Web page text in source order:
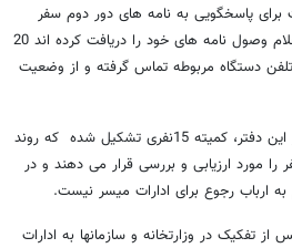
برای پاسخگویی به نامه های دور دوم سفر
رئیس جمهور، افزود: افرادی که اعلام وصول نامه های خود را دریافت کرده اند 20
دستگاه مربوطه تماس گرفته و از وضعیت
وی افزود: به نمایندگی از مردم در این دفتر، کمیته 15نفری تشکیل شده که روند
را مورد ارزیابی و بررسی قرار می دهند و در
ارباب رجوع برای ادارات میسر نیست.
تفکیک در وزارتخانه و سازمانها به ادارات